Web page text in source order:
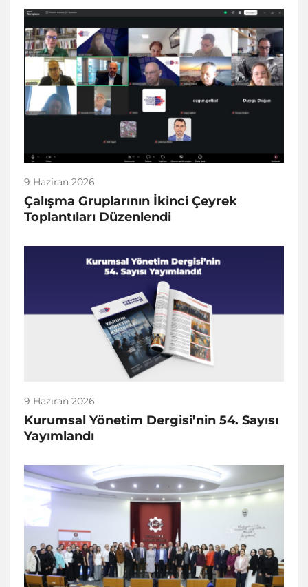
9 Haziran 2026
Çalışma Gruplarının İkinci Çeyrek
Toplantıları Düzenlendi
9 Haziran 2026
Kurumsal Yönetim Dergisi’nin 54. Sayısı
Yayımlandı